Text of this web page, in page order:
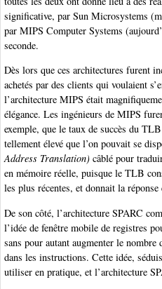
significative, par Sun Microsystems
par MIPS Computer Systems
seconde.
Dès lors que ces architectures furent
achetés par des clients qui voulaient
l’architecture MIPS était
élégance. Les ingénieurs de MIPS
exemple, que le taux de succès du TLB
tellement élevé que l’on pouvait se
Address Translation) câblé pour
en mémoire réelle, puisque le TLB
les plus récentes, et donnait la
De son côté, l’architecture SPARC
l’idée de fenêtre mobile de registres
sans pour autant augmenter le
dans les instructions. Cette idée,
utiliser en pratique, et l’architecture